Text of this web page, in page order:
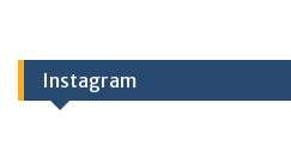
Instagram